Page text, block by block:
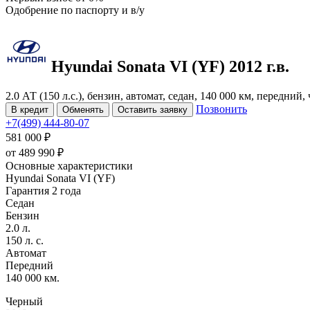
Одобрение по паспорту и в/у
Hyundai Sonata VI (YF) 2012 г.в.
2.0 АТ (150 л.с.), бензин, автомат, седан, 140 000 км, передний,
В кредит Обменять Оставить заявку
Позвонить
+7(499) 444-80-07
581 000 ₽
от 489 990 ₽
Основные характеристики
Hyundai Sonata VI (YF)
Гарантия 2 года
Седан
Бензин
2.0 л.
150 л. с.
Автомат
Передний
140 000 км.
Черный